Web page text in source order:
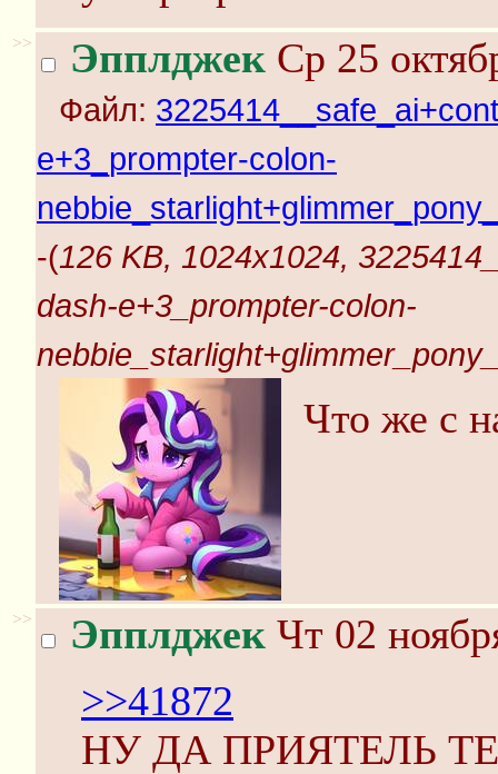
>> Эпплджек Ср 25
Файл:
e+3_prompter-colon-
-(126 KB, 1024x1024,
dash-e+3_prompter-colon-
Что же с
>> Эпплджек Чт 02
>>41872
НУ ДА ПРИЯТЕЛЬ